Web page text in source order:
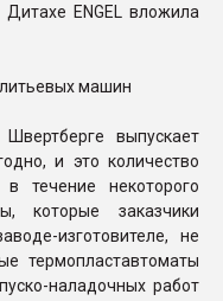
ENGEL вложила
машин
выпускает
и это количество
течение некоторого
которые заказчики
изготовителе, не
термопластавтоматы
наладочных работ